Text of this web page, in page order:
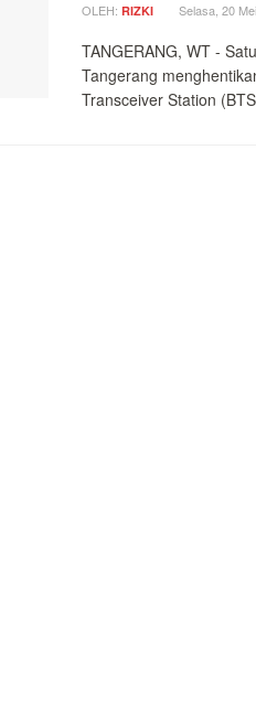
OLEH: RIZKI Selasa, 20
TANGERANG, WT -
Tangerang
Transceiver Station